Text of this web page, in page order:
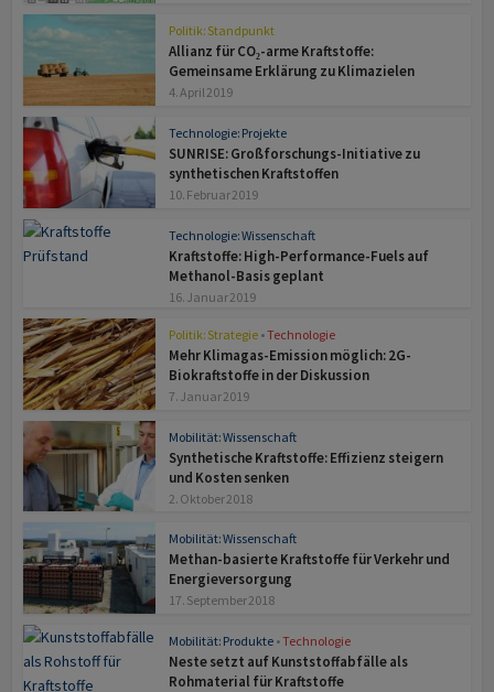
Politik: Standpunkt
Allianz für CO₂-arme Kraftstoffe:
Gemeinsame Erklärung zu Klimazielen
4. April 2019
Technologie: Projekte
SUNRISE: Großforschungs-Initiative zu
synthetischen Kraftstoffen
10. Februar 2019
Technologie: Wissenschaft
Kraftstoffe: High-Performance-Fuels auf
Methanol-Basis geplant
16. Januar 2019
Politik: Strategie •Technologie
Mehr Klimagas-Emission möglich: 2G-
Biokraftstoffe in der Diskussion
7. Januar 2019
Mobilität: Wissenschaft
Synthetische Kraftstoffe: Effizienz steigern
und Kosten senken
2. Oktober 2018
Mobilität: Wissenschaft
Methan-basierte Kraftstoffe für Verkehr und
Energieversorgung
17. September 2018
Mobilität: Produkte •Technologie
Neste setzt auf Kunststoffabfälle als
Rohmaterial für Kraftstoffe